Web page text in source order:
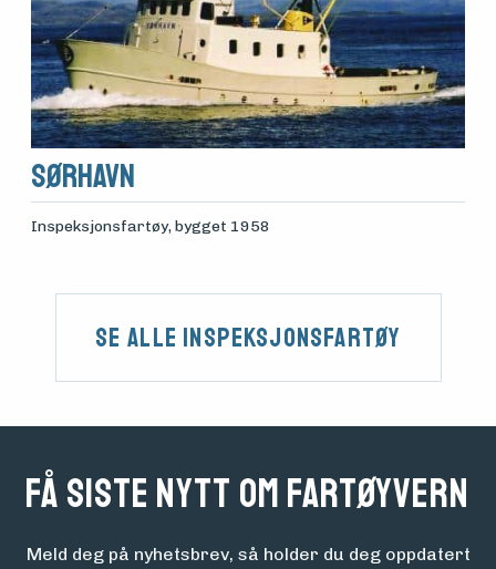
Sørhavn
Inspeksjonsfartøy, bygget 1958
Se alle Inspeksjonsfartøy
Få siste nytt om fartøyvern
Meld deg på nyhetsbrev, så holder du deg oppdatert